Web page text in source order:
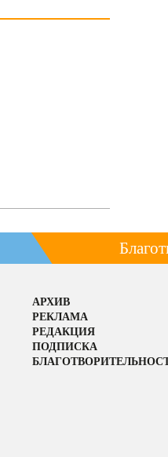
АРХИВ
РЕКЛАМА
РЕДАКЦИЯ
ПОДПИСКА